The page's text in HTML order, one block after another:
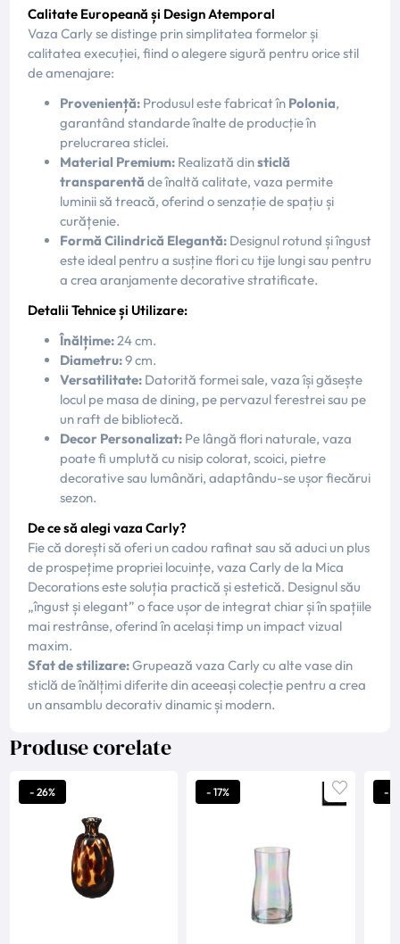
Calitate Europeană și Design Atemporal
Vaza Carly se distinge prin simplitatea formelor și
calitatea execuției, fiind o alegere sigură pentru orice stil
de amenajare:
Proveniență: Produsul este fabricat în Polonia,
garantând standarde înalte de producție în
prelucrarea sticlei.
Material Premium: Realizată dinsticlă
transparentă de înaltă calitate, vaza permite
luminii să treacă, oferind o senzație de spațiu și
curățenie.
Formă Cilindrică Elegantă: Designul rotund și îngust
este ideal pentru a susține flori cu tije lungi sau pentru
a crea aranjamente decorative stratificate.
Detalii Tehnice și Utilizare:
Înălțime:24 cm.
Diametru:9 cm.
Versatilitate: Datorită formei sale, vaza își găsește
locul pe masa de dining, pe pervazul ferestrei sau pe
un raft de bibliotecă.
Decor Personalizat: Pe lângă flori naturale, vaza
poate fi umplută cu nisip colorat, scoici, pietre
decorative sau lumânări, adaptându-se ușor fiecărui
sezon.
De ce să alegi vaza Carly?
Fie că dorești să oferi un cadou rafinat sau să aduci un plus
de prospețime propriei locuințe, vaza Carly de la Mica
Decorations este soluția practică și estetică. Designul său
„îngust și elegant” o face ușor de integrat chiar și în spațiile
mai restrânse, oferind în același timp un impact vizual
maxim.
Sfat de stilizare:Grupează vaza Carly cu alte vase din
sticlă de înălțimi diferite din aceeași colecție pentru a crea
un ansamblu decorativ dinamic și modern.
Produse corelate
- 26% - 17% -